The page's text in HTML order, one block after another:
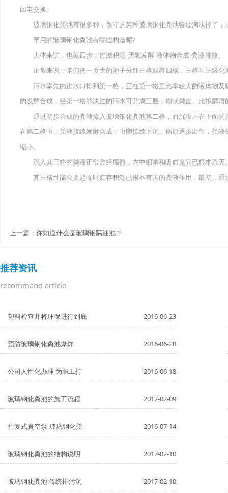
回电交换。
玻璃钢化粪池有很多种，保守的某种玻璃钢化粪池曾经淘汰掉了，
罕用的玻璃钢化粪池有哪些构造呢?
大体来讲，也就四步：过滤积淀-厌氧发酵-液体物合成-粪液排放。
正常来说，咱们把一度大的池子分红三格或者四格，三格叫三级化
污水率先由进水口排到第一格，正在第一格里比率较大的液体物及
的发酵合成，经第一格解决过的污水可分成三层：糊状粪皮、比拟廓
通过初步合成的粪液流入玻璃钢化粪池第二格，而沉没正在下面的
在第二格中，粪液接续发酵合成，虫卵接续下沉，病原逐步出生，粪
缩小。
流入其三格的粪液正常曾经腐熟，内中细菌和吸血鬼卵已根本杀灭
其三格性能次要起临时贮存积淀已根本有害的粪液作用，最初，通
上一篇： 你知道什么是玻璃钢隔油池？
推荐资讯
recommand article
塑料检查井将环保进行到底 2016-06-23
预防玻璃钢化粪池爆炸 2016-06-28
公司人性化办理 为职工打 2016-06-18
玻璃钢化粪池的施工流程 2017-02-09
往复式真空泵-玻璃钢化粪 2016-07-14
玻璃钢化粪池的结构说明 2017-02-10
玻璃钢化粪池:传统排污沉 2017-02-10